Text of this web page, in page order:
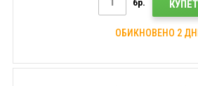
ОБИКНОВЕНО 2